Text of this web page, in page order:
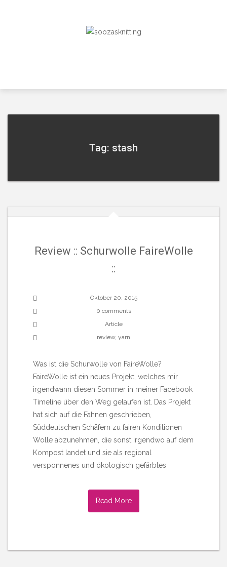
Tag: stash
Review :: Schurwolle FaireWolle
::
Oktober 20, 2015
0 comments
Article
review, yarn
Was ist die Schurwolle von FaireWolle?
FaireWolle ist ein neues Projekt, welches mir
irgendwann diesen Sommer in meiner Facebook
Timeline über den Weg gelaufen ist. Das Projekt
hat sich auf die Fahnen geschrieben,
Süddeutschen Schäfern zu fairen Konditionen
Wolle abzunehmen, die sonst irgendwo auf dem
Kompost landet und sie als regional
versponnenes und ökologisch gefärbtes
Read More